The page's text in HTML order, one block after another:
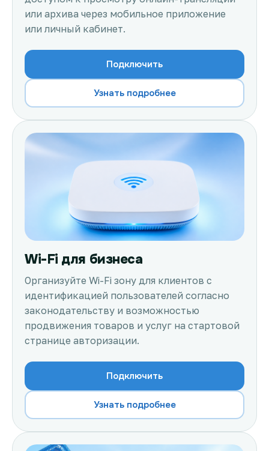
или архива через мобильное приложение
или личный кабинет.
Подключить
Узнать подробнее
Wi-Fi для бизнеса
Организуйте Wi-Fi зону для клиентов с
идентификацией пользователей согласно
законодательству и возможностью
продвижения товаров и услуг на стартовой
странице авторизации.
Подключить
Узнать подробнее